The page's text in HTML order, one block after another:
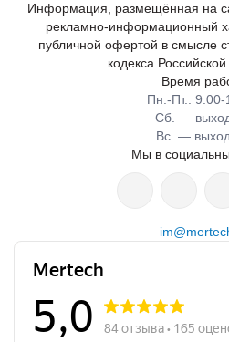
Информация, размещённая на
рекламно-информационный
публичной офертой в смысле
кодекса
Время
Пн.-Пт.: 9.00-
Сб. —
Вс. —
Мы в